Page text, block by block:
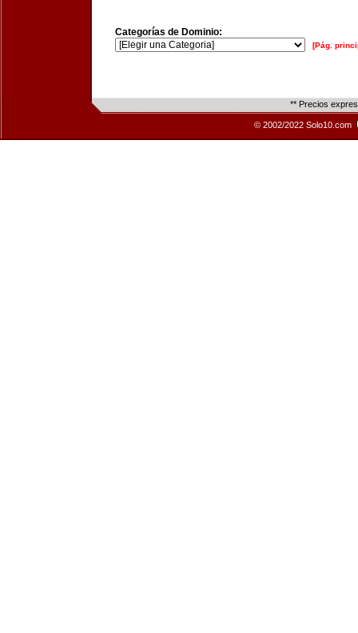
Categorías de Dominio:
[Pág.
** Precios
© 2002/2022 Solo10.com